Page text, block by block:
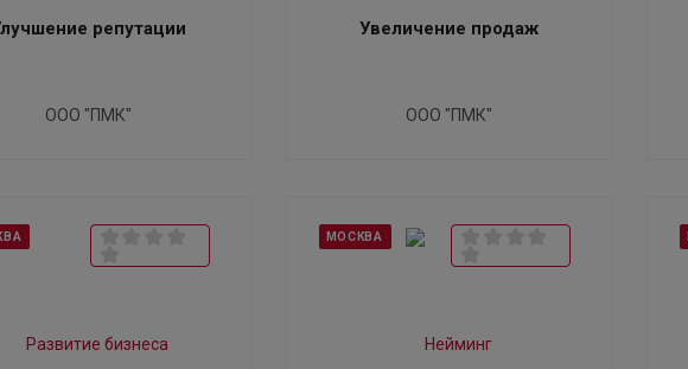
репутации
ООО "ПМК"
Увеличение продаж
ООО "ПМК"
МОСКВА